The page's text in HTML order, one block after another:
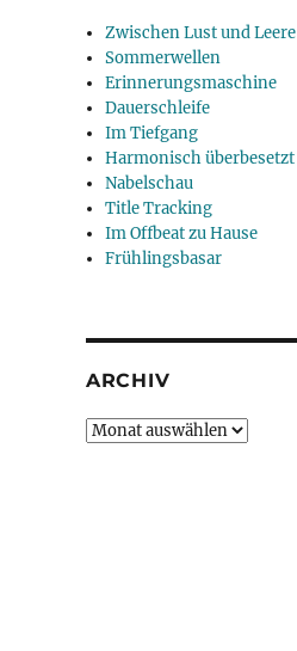
Zwischen Lust und Leere
Sommerwellen
Erinnerungsmaschine
Dauerschleife
Im Tiefgang
Harmonisch überbesetzt
Nabelschau
Title Tracking
Im Offbeat zu Hause
Frühlingsbasar
ARCHIV
Archiv